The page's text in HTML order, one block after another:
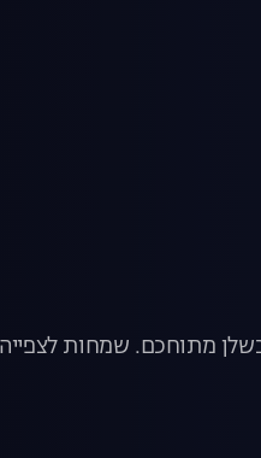
מתוחכם. שמחות